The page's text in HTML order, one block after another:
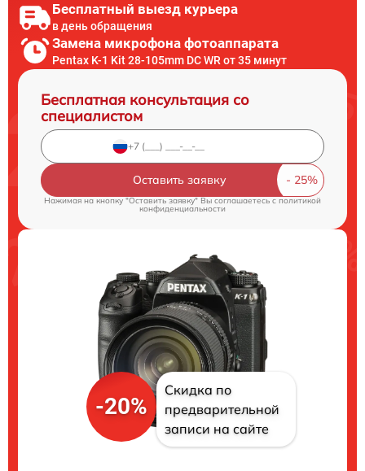
Бесплатный выезд курьера
в день обращения
Замена микрофона фотоаппарата
Pentax K-1 Kit 28-105mm DC WR от 35 минут
Бесплатная консультация со
специалистом
Оставить заявку
Нажимая на кнопку "Оставить заявку" Вы соглашаетесь cполитикой
конфиденциальности
-20%
Скидка по
предварительной
записи на сайте